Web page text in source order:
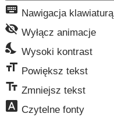
keyboard Nawigacja klawiaturą
visibility_off Wyłącz animacje
nights_stay Wysoki kontrast
format_size Powiększ tekst
text_fields Zmniejsz tekst
font_download Czytelne fonty